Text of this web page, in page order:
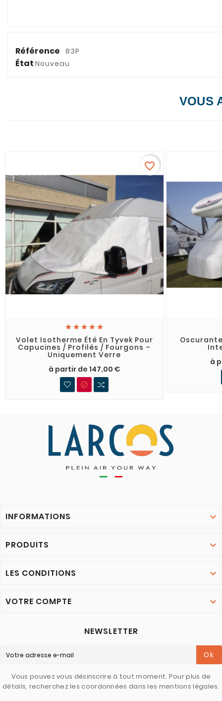
Référence 83P
État Nouveau
VOUS
    
Volet Isotherme Été En Tyvek Pour
Capucines / Profilés / Fourgons –
Uniquement Verre
à partir de 147,00 €

favorite_border
à
INFORMATIONS 
PRODUITS 
LES CONDITIONS 
VOTRE COMPTE 
NEWSLETTER
Ok
Vous pouvez vous désinscrire à tout moment. Pour plus de
détails, recherchez les coordonnées dans les mentions légales.